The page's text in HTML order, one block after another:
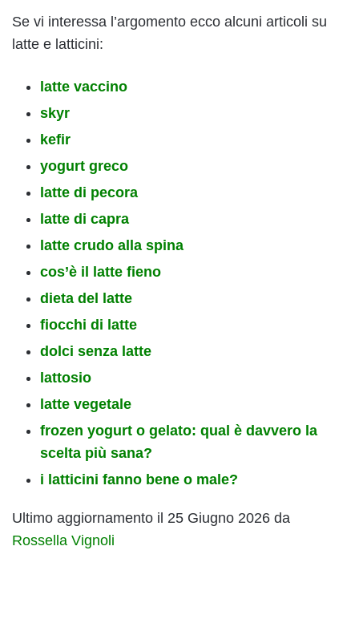
Se vi interessa l’argomento ecco alcuni articoli su
latte e latticini:
latte vaccino
skyr
kefir
yogurt greco
latte di pecora
latte di capra
latte crudo alla spina
cos’è il latte fieno
dieta del latte
fiocchi di latte
dolci senza latte
lattosio
latte vegetale
frozen yogurt o gelato: qual è davvero la
scelta più sana?
i latticini fanno bene o male?
Ultimo aggiornamento il 25 Giugno 2026 da
Rossella Vignoli